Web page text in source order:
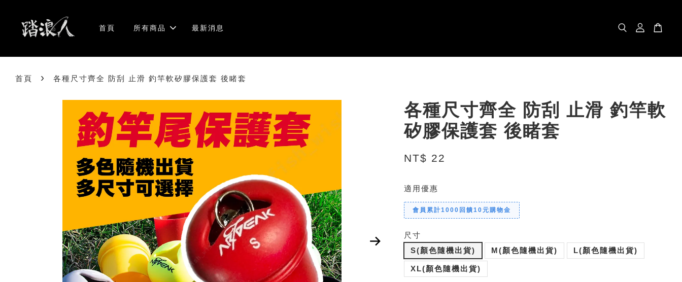
首頁 所有商品 最新消息
首頁 › 各種尺寸齊全 防刮 止滑 釣竿軟矽膠保護套 後睹套
各種尺寸齊全 防刮 止滑 釣竿軟
矽膠保護套 後睹套
NT$ 22
適用優惠
會員累計1000回饋10元購物金
尺寸
S(顏色隨機出貨)
M(顏色隨機出貨) L(顏色隨機出貨)
XL(顏色隨機出貨)